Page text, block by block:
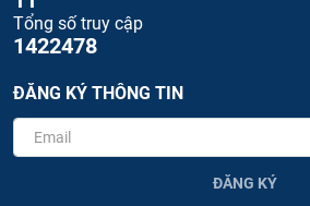
Tổng số truy cập
1422478
ĐĂNG KÝ THÔNG TIN
ĐĂNG KÝ